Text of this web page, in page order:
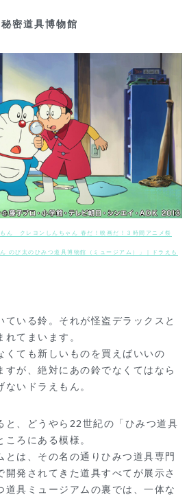
密道具博物館
ん クレヨンしんちゃん 春だ！映画だ！３時間アニメ祭
のび太のひみつ道具博物館（ミュージアム）」｜ドラえも
ている鈴。それが怪盗デラックスと
てまいます。
くても新しいものを買えばいいの
すが、絶対にあの鈴でなくてはなら
いドラえもん。
と、どうやら22世紀の「ひみつ道具
ろにある模様。
とは、その名の通りひみつ道具専門
開発されてきた道具すべてが展示さ
道具ミュージアムの裏では、一体な